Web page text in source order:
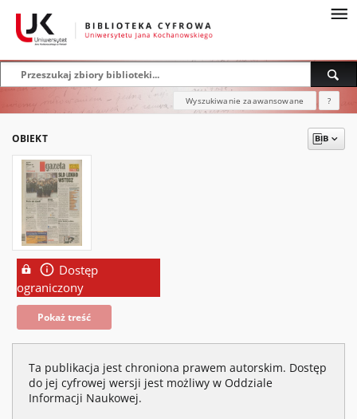
Wyszukiwanie zaawansowane ?
OBIEKT
Dostęp
ograniczony
Pokaż treść
Ta publikacja jest chroniona prawem autorskim. Dostęp
do jej cyfrowej wersji jest możliwy w Oddziale
Informacji Naukowej.